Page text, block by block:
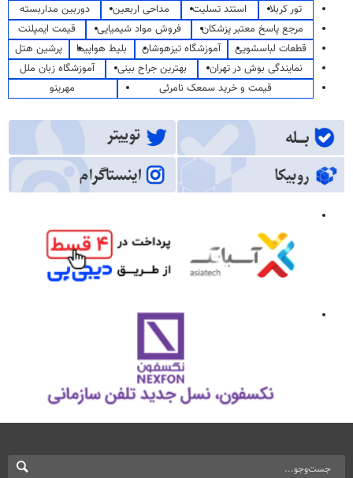
تور کربلا
استند تسلیت مداحی اربعین
دوربین مداربسته
مرجع پاسخ معتبر پزشکان
فروش مواد شیمیایی
قیمت ایمپلنت
قطعات لباسشویی
آموزشگاه تیزهوشان بلیط هواپیما
پرشین هتل
نمایندگی بوش در تهران
بهترین جراح بینی
آموزشگاه زبان ملل
قیمت و خرید سمعک نامرئی
مهرینو